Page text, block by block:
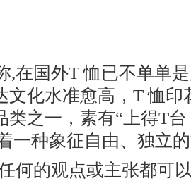
,在国外T 恤已不单单
文化水准愈高，T 恤
类之一，素有“上得T
一种象征自由、独立
何的观点或主张都可